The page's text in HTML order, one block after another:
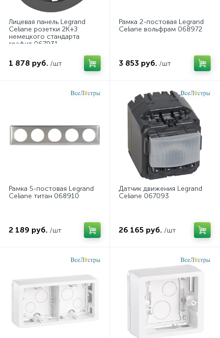
Лицевая панель Legrand
Celiane розетки 2К+З
немецкого стандарта
графит 067931
1 878 руб. /шт
Рамка 2-постовая Legrand
Celiane вольфрам 068972
3 853 руб. /шт
Рамка 5-постовая Legrand
Celiane титан 068910
2 189 руб. /шт
Датчик движения Legrand
Celiane 067093
26 165 руб. /шт